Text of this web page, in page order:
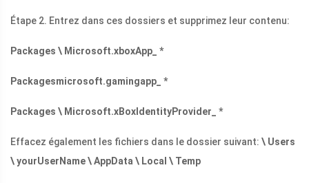
Étape 2. Entrez dans ces dossiers et supprimez leur contenu:
Packages \ Microsoft.xboxApp_ *
Packagesmicrosoft.gamingapp_ *
Packages \ Microsoft.xBoxIdentityProvider_ *
Effacez également les fichiers dans le dossier suivant: \ Users
\ yourUserName \ AppData \ Local \ Temp